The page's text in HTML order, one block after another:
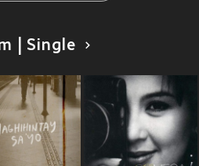
| Single